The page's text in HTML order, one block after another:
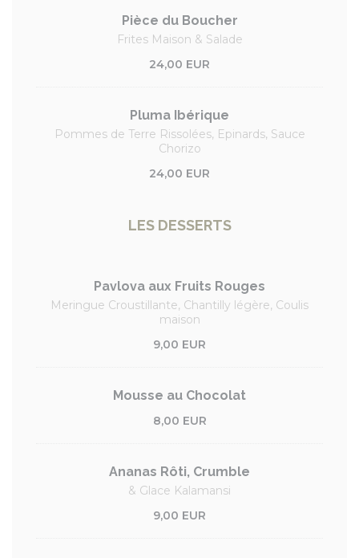
Pièce du Boucher
Frites Maison & Salade
24,00 EUR
Pluma Ibérique
Pommes de Terre Rissolées, Epinards, Sauce
Chorizo
24,00 EUR
LES DESSERTS
Pavlova aux Fruits Rouges
Meringue Croustillante, Chantilly légère, Coulis
maison
9,00 EUR
Mousse au Chocolat
8,00 EUR
Ananas Rôti, Crumble
& Glace Kalamansi
9,00 EUR